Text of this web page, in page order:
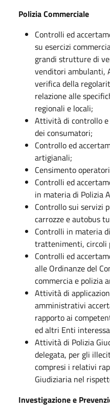
Polizia Commerciale
Controlli ed
su esercizi
grandi strutture di
venditori ambulanti,
verifica della
relazione alle
regionali e locali;
Attività di controllo
dei consumatori;
Controllo ed
artigianali;
Censimento
Controlli ed
in materia di Polizia
Controllo sui servizi
carrozze e autobus
Controlli in materia
trattenimenti, circoli
Controlli ed
alle Ordinanze del
commercia e polizia
Attività di
amministrativi
rapporto ai
ed altri Enti
Attività di Polizia
delegata, per gli
compresi i relativi
Giudiziaria nel
Investigazione e